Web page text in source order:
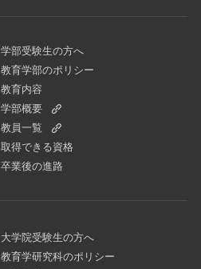
学部受験生の方へ
教育学部のポリシー
教育内容
学部概要
教員一覧
取得できる資格
卒業後の進路
大学院受験⽣の⽅へ
教育学研究科のポリシー